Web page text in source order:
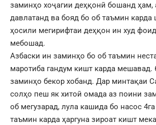
заминҳо хоҷагии деҳқонӣ бошанд
давлатанд ва бояд бо об таъмин карда
ҳосили мегирифтаи деҳқон ин худ
мебошад.
Азбаски ин заминҳо бо об таъмин
маротиба гандум кишт карда мешавад.
заминҳо бекор хобанд. Дар минтақаи
солҳо пеш як хитоӣ омада аз поини
об мегузарад, лула кашида бо насос
таъмин карда ҳаргуна зироат кишт